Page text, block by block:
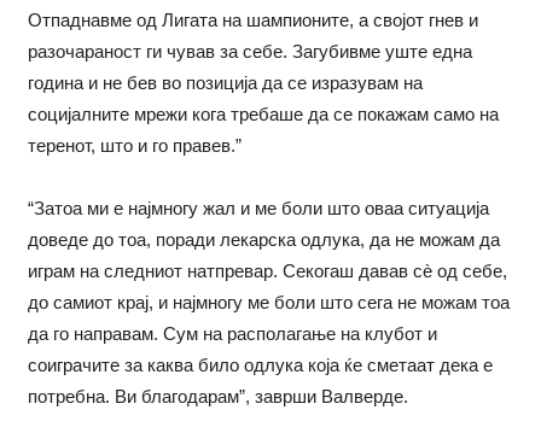
Отпаднавме од Лигата на шампионите, а својот гнев и
разочараност ги чував за себе. Загубивме уште една
година и не бев во позиција да се изразувам на
социјалните мрежи кога требаше да се покажам само на
теренот, што и го правев.”
“Затоа ми е најмногу жал и ме боли што оваа ситуација
доведе до тоа, поради лекарска одлука, да не можам да
играм на следниот натпревар. Секогаш давав сè од себе,
до самиот крај, и најмногу ме боли што сега не можам тоа
да го направам. Сум на располагање на клубот и
соиграчите за каква било одлука која ќе сметаат дека е
потребна. Ви благодарам”, заврши Валверде.